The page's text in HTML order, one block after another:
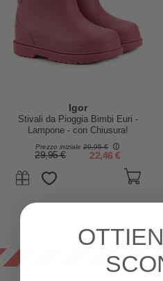
Igor
Stivali da Pioggia Bimbi Euri -
Lampone - con Chiusura!
Prezzo iniziale 29,95 €
29,95 € 22,46 €